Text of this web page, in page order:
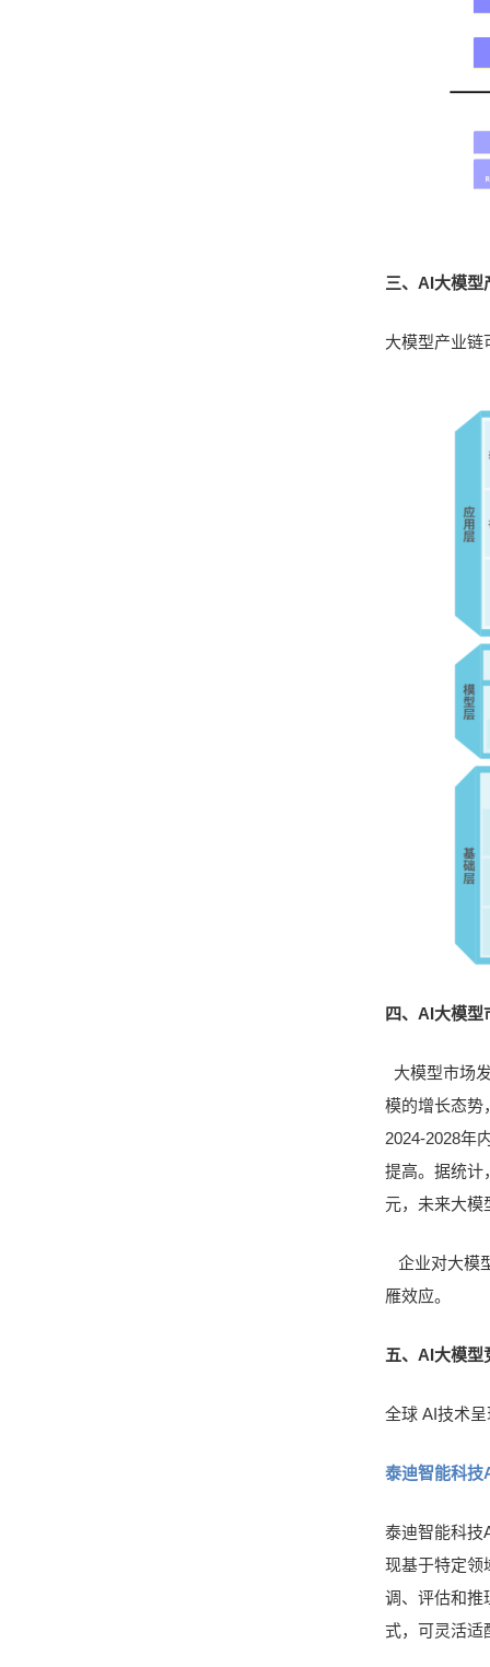
三、AI大模型
大模型产业链
四、AI大模型
大模型市场
模的增长态势
2024-2028年
提高。据统计
元，未来大模
企业对大模
雁效应。
五、AI大模型
全球 AI技术
泰迪智能科
泰迪智能科技
现基于特定领
调、评估和推
式，可灵活适